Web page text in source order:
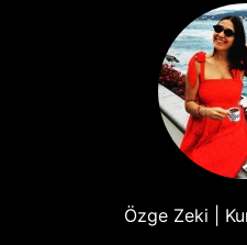
Özge Zeki |